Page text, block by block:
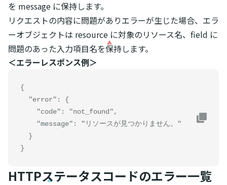
を message に保持します。
リクエストの内容に問題がありエラーが生じた場合、エラ
ーオブジェクトは resource に対象のリソース名、field に
問題のあった入力項目名を保持します。
＜エラーレスポンス例＞
{
}
HTTPステータスコードのエラー一覧